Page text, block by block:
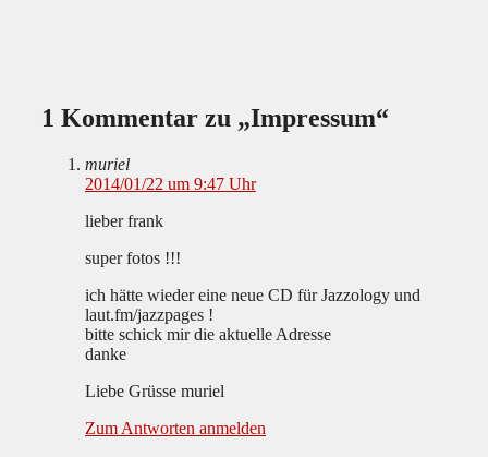
1 Kommentar zu „Impressum“
muriel
2014/01/22 um 9:47 Uhr
lieber frank
super fotos !!!
ich hätte wieder eine neue CD für Jazzology und
laut.fm/jazzpages !
bitte schick mir die aktuelle Adresse
danke
Liebe Grüsse muriel
Zum Antworten anmelden